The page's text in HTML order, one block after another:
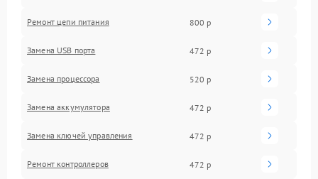
Ремонт цепи питания 800 р
Замена USB порта 472 р
Замена процессора 520 р
Замена аккумулятора 472 р
Замена ключей управления 472 р
Ремонт контроллеров 472 р